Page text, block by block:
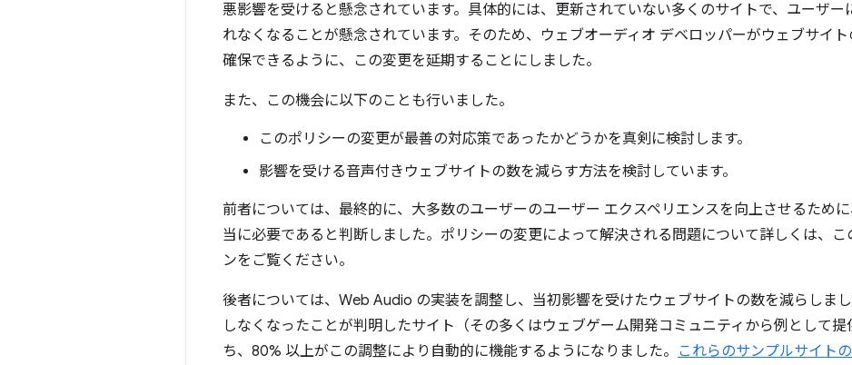
悪影響を受けると懸念されています。具体的には、更新されていない多くのサイトで、ユーザー
れなくなることが懸念されています。そのため、ウェブオーディオ デベロッパーがウェブサイ
確保できるように、この変更を延期することにしました。
また、この機会に以下のことも行いました。
このポリシーの変更が最善の対応策であったかどうかを真剣に検討します。
影響を受ける音声付きウェブサイトの数を減らす方法を検討しています。
前者については、最終的に、大多数のユーザーのユーザー エクスペリエンスを向上させるため
当に必要であると判断しました。ポリシーの変更によって解決される問題について詳しくは、こ
ンをご覧ください。
後者については、Web Audio の実装を調整し、当初影響を受けたウェブサイトの数を減らしま
しなくなったことが判明したサイト（その多くはウェブゲーム開発コミュニティから例として提
ち、80% 以上がこの調整により自動的に機能するようになりました。 これらのサンプルサイト